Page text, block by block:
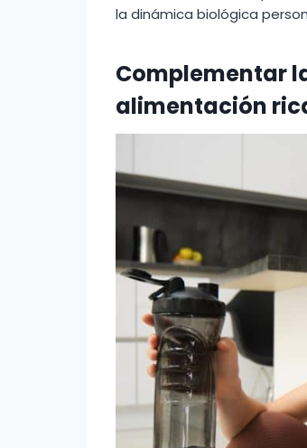
la dinámica biológica
Complementar
alimentación